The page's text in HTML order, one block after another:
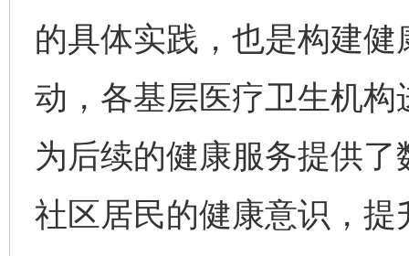
的具体实践，也是构建
动，各基层医疗卫生机
为后续的健康服务提供
社区居民的健康意识，